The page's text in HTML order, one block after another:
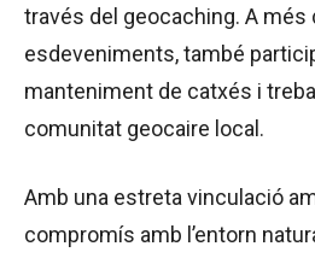
través del geocaching. A més
esdeveniments, també
manteniment de catxés i
comunitat geocaire local.
Amb una estreta vinculació
compromís amb l’entorn